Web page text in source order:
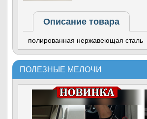
Описание товара
полированная нержавеющая сталь
ПОЛЕЗНЫЕ МЕЛОЧИ